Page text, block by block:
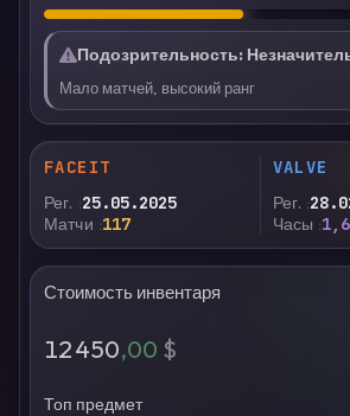
Подозрительность:
Мало матчей, высокий ранг
FACEIT
Рег. 25.05.2025
Матчи 117
VALVE
Рег.
Часы
Стоимость инвентаря
12 450,00 $
Топ предмет